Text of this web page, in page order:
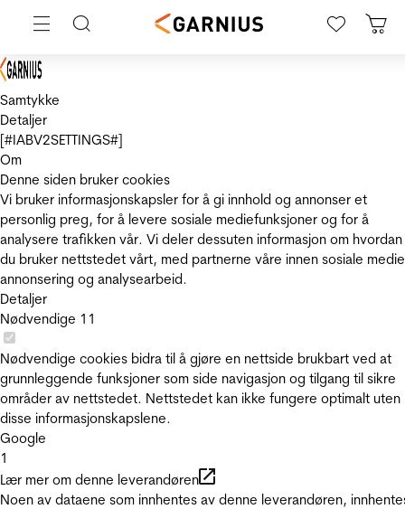
Samtykke
Detaljer
[#IABV2SETTINGS#]
Om
Denne siden bruker cookies
Vi bruker informasjonskapsler for å gi innhold og annonser et
personlig preg, for å levere sosiale mediefunksjoner og for å
analysere trafikken vår. Vi deler dessuten informasjon om hvordan
du bruker nettstedet vårt, med partnerne våre innen sosiale
annonsering og analysearbeid.
Detaljer
Nødvendige 11
Nødvendige cookies bidra til å gjøre en nettside brukbart ved at
grunnleggende funksjoner som side navigasjon og tilgang til sikre
områder av nettstedet. Nettstedet kan ikke fungere optimalt uten
disse informasjonskapslene.
Google
1
Lær mer om denne leverandøren
Noen av dataene som innhentes av denne leverandøren,